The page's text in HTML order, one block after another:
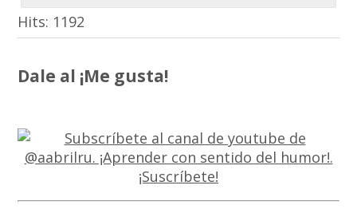
Hits: 1192
Dale al ¡Me gusta!